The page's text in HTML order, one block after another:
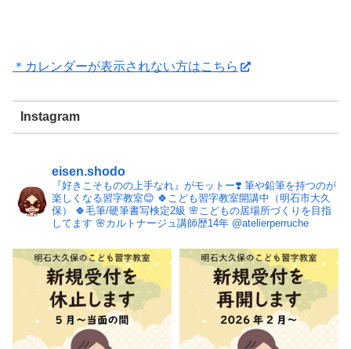
＊カレンダーが表示されない方はこちら
Instagram
eisen.shodo
『好きこそものの上手なれ』がモットー❣️ 筆や鉛筆を持つのが
楽しくなる習字教室😊 🍀こども習字教室開講中（明石市大久
保）
🍀毛筆/硬筆書写検定2級 🌸こどもの居場所づくりを目指
してます 🌸カルトナージュ講師歴14年 @atelierperruche